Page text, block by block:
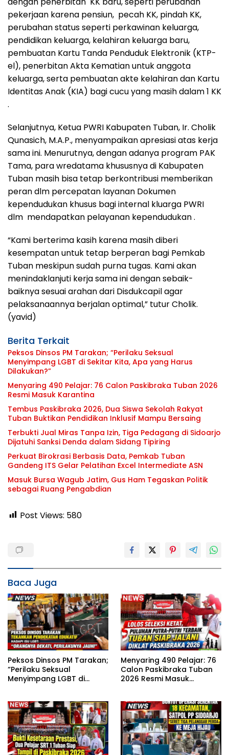
pekerjaan karena pensiun, pecah KK, pindah KK,
perubahan status seperti perkawinan keluarga,
pendidikan keluarga, kelahiran keluarga baru,
pembuatan Kartu Tanda Penduduk Elektronik (KTP-
el), penerbitan Akta Kematian untuk anggota
keluarga, serta pembuatan akte kelahiran dan Kartu
Identitas Anak (KIA) bagi cucu yang masih dalam 1 KK
.
Selanjutnya, Ketua PWRI Kabupaten Tuban, Ir. Cholik
Qunasich, M.A.P., menyampaikan apresiasi atas kerja
sama ini. Menurutnya, dengan adanya program PAK
Tama, para wredatama khususnya di Kabupaten
Tuban masih bisa tetap berkontribusi memberikan
peran dlm percepatan layanan Dokumen
kependudukan khusus bagi internal kluarga PWRI
dlm mendapatkan pelayanan kependudukan .
“Kami berterima kasih karena masih diberi
kesempatan untuk tetap berperan bagi Pemkab
Tuban meskipun sudah purna tugas. Kami akan
menindaklanjuti kerja sama ini dengan sebaik-
baiknya sesuai arahan dari Disdukcapil agar
pelaksanaannya berjalan optimal,” tutur Cholik.
(yavid)
Berita Terkait
Peksos Dinsos PM Tarakan; “Perilaku Seksual
Menyimpang LGBT di Sekitar Kita, Apa yang Harus
Dilakukan?”
Menyaring 490 Pelajar: 76 Calon Paskibraka Tuban 2026
Resmi Masuk Karantina
Tembus Paskibraka 2026, Dua Siswa Sekolah Rakyat
Tuban Buktikan Pendidikan Inklusif Mampu Bersaing
Terbukti Jual Miras Tanpa Izin, Tiga Pedagang di Sidoarjo
Dijatuhi Sanksi Denda dalam Sidang Tipiring
Perkuat Birokrasi Berbasis Data, Pemkab Tuban
Gandeng ITS Gelar Pelatihan Excel Intermediate ASN
Masuk Bursa Wagub Jatim, Gus Ham Tegaskan Politik
sebagai Ruang Pengabdian
Post Views: 580
Baca Juga
Peksos Dinsos PM Tarakan;
“Perilaku Seksual
Menyimpang LGBT di
Menyaring 490 Pelajar: 76
Calon Paskibraka Tuban
2026 Resmi Masuk